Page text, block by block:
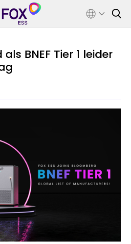
als BNEF Tier 1 leider